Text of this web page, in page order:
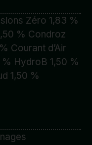
Zéro 1,83 %
% Condroz
Courant d’Air
HydroB 1,50 %
1,50 %